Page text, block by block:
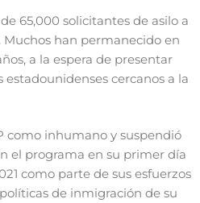
65,000 solicitantes de asilo a
han permanecido en
a la espera de presentar
estadounidenses cercanos a la
como inhumano y suspendió
el programa en su primer día
como parte de sus esfuerzos
de inmigración de su